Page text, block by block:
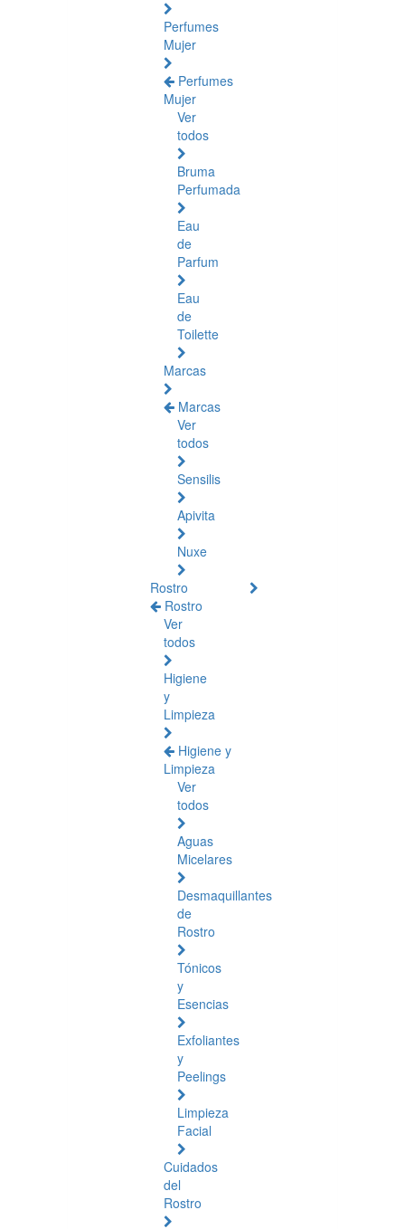
Perfumes
Mujer
Perfumes
Mujer
Ver
todos
Bruma
Perfumada
Eau
de
Parfum
Eau
de
Toilette
Marcas
Marcas
Ver
todos
Sensilis
Apivita
Nuxe
Rostro
Rostro
Ver
todos
Higiene
y
Limpieza
Higiene y
Limpieza
Ver
todos
Aguas
Micelares
Desmaquillantes
de
Rostro
Tónicos
y
Esencias
Exfoliantes
y
Peelings
Limpieza
Facial
Cuidados
del
Rostro